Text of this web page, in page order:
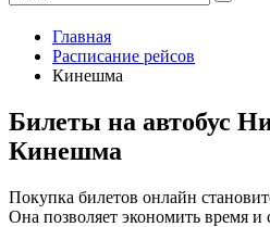
Главная
Расписание рейсов
Кинешма
Билеты на автобус
Кинешма
Покупка билетов онлайн
Она позволяет экономить время и